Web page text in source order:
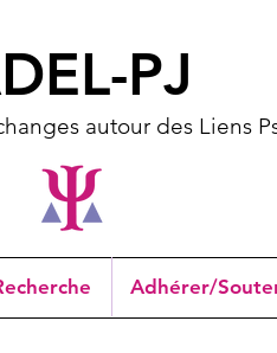
PJ
autour des Liens
Adhérer/